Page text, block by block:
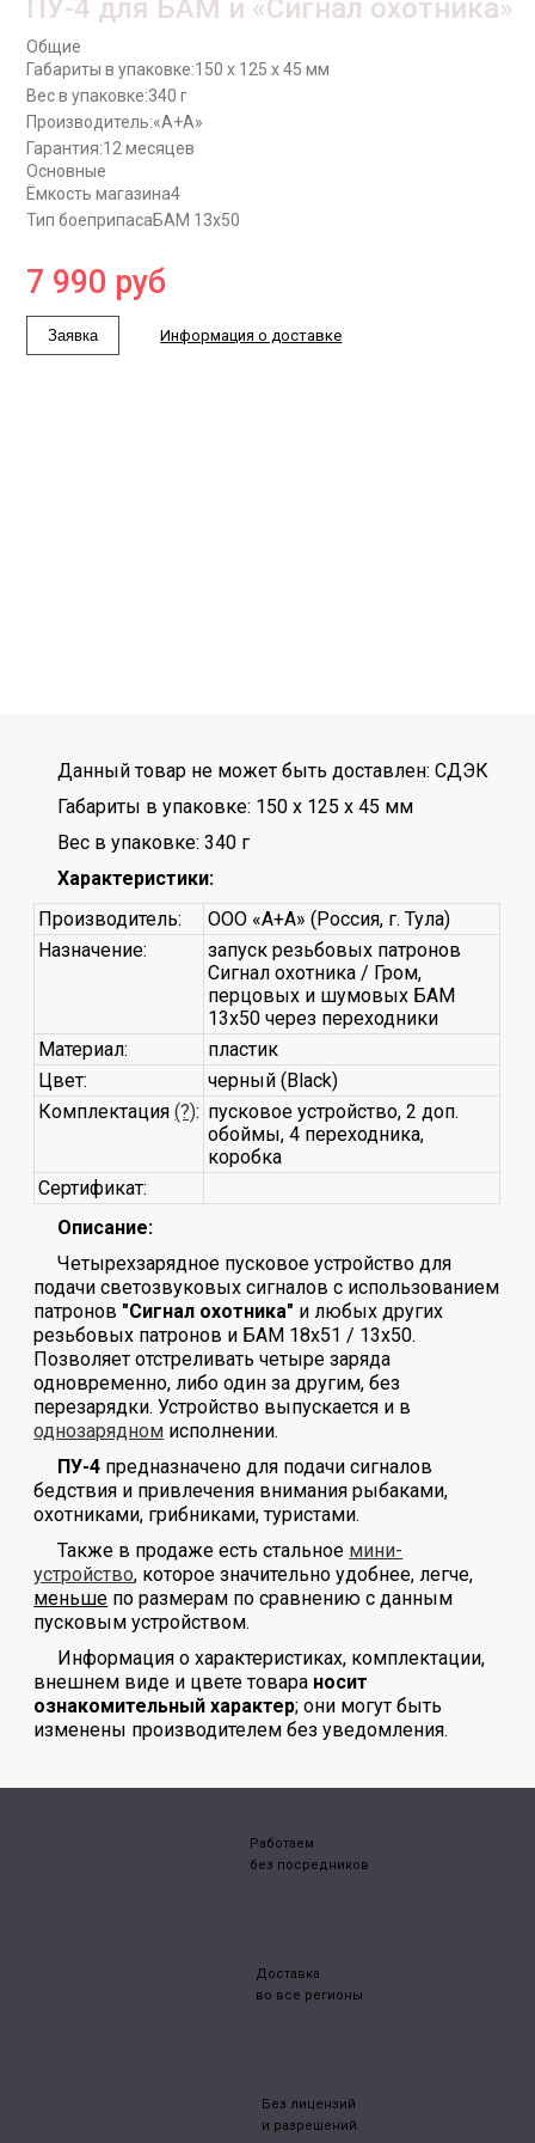
ПУ-4 для БАМ и «Сигнал охотника»
Общие
Габариты в упаковке:150 x 125 x 45 мм
Вес в упаковке:340 г
Производитель:«А+А»
Гарантия:12 месяцев
Основные
Ёмкость магазина4
Тип боеприпасаБАМ 13x50
7 990 руб
Заявка Информация о доставке
Данный товар не может быть доставлен: СДЭК
Габариты в упаковке: 150 x 125 x 45 мм
Вес в упаковке: 340 г
Характеристики:
Производитель:
ООО «А+А» (Россия, г. Тула)
Назначение:
запуск резьбовых патронов
Сигнал охотника / Гром,
перцовых и шумовых БАМ
13x50 через переходники
Материал:
пластик
Цвет:
черный (Black)
Комплектация(?): пусковое устройство, 2 доп.
обоймы, 4 переходника,
коробка
Сертификат:
Описание:
Четырехзарядное пусковое устройство для
подачи светозвуковых сигналов с использованием
патронов "Сигнал охотника" и любых других
резьбовых патронов и БАМ 18x51 / 13x50.
Позволяет отстреливать четыре заряда
одновременно, либо один за другим, без
перезарядки. Устройство выпускается и в
однозарядном исполнении.
ПУ-4 предназначено для подачи сигналов
бедствия и привлечения внимания рыбаками,
охотниками, грибниками, туристами.
Также в продаже есть стальное мини-
устройство, которое значительно удобнее, легче,
меньше по размерам по сравнению с данным
пусковым устройством.
Информация о характеристиках, комплектации,
внешнем виде и цвете товара носит
ознакомительный характер; они могут быть
изменены производителем без уведомления.
Работаем
без посредников
Доставка
во все регионы
Без лицензий
и разрешений